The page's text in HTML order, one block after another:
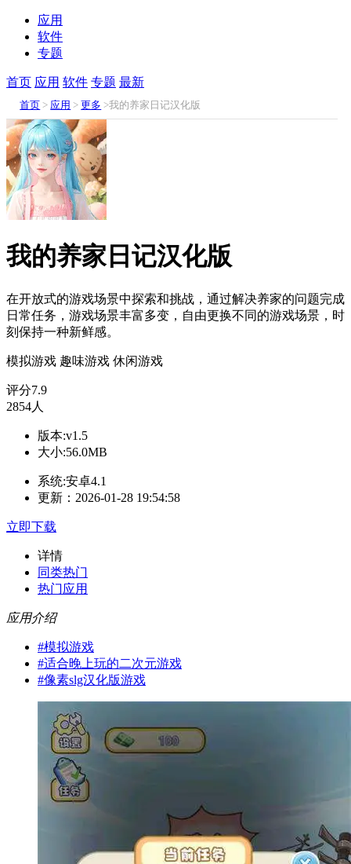
应用
软件
专题
首页 应用 软件 专题 最新
首页 > 应用 >更多 >我的养家日记汉化版
我的养家日记汉化版
在开放式的游戏场景中探索和挑战，通过解决养家的问题完成
日常任务，游戏场景丰富多变，自由更换不同的游戏场景，时
刻保持一种新鲜感。
模拟游戏 趣味游戏 休闲游戏
评分7.9
2854人
版本:v1.5
大小:56.0MB
系统:安卓4.1
更新：2026-01-28 19:54:58
立即下载
详情
同类热门
热门应用
应用介绍
#模拟游戏
#适合晚上玩的二次元游戏
#像素slg汉化版游戏